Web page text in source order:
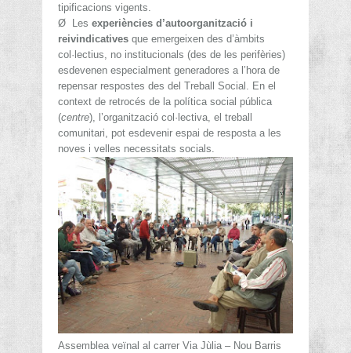
tipificacions vigents.
Ø
Les experiències d’autoorganització i
reivindicatives que emergeixen des d’àmbits
col·lectius, no institucionals (des de les perifèries)
esdevenen especialment generadores a l’hora de
repensar respostes des del Treball Social. En el
context de retrocés de la política social pública
(centre), l’organització col·lectiva, el treball
comunitari, pot esdevenir espai de resposta a les
noves i velles necessitats socials.
Assemblea veïnal al carrer Via Jùlia – Nou Barris